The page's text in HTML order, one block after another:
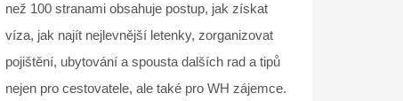
než 100 stranami obsahuje postup, jak získat
víza, jak najít nejlevnější letenky, zorganizovat
pojištění, ubytování a spousta dalších rad a tipů
nejen pro cestovatele, ale také pro WH zájemce.